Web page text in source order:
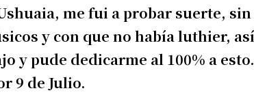
me fui a probar suerte,
y con que no había luthier,
y pude dedicarme al 100% a
9 de Julio.